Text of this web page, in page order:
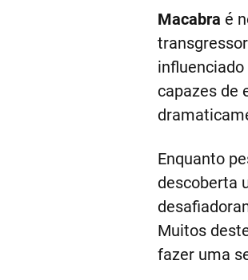
Macabra é
capazes de
Enquanto
descoberta
Muitos
fazer uma